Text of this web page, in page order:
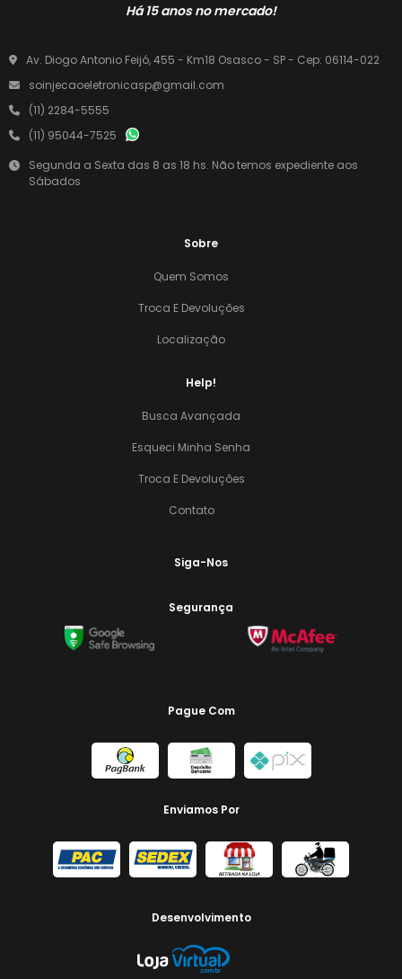
Há 15 anos no mercado!
Av. Diogo Antonio Feijó, 455 - Km18 Osasco - SP - Cep: 06114-022
soinjecaoeletronicasp@gmail.com
(11) 2284-5555
(11) 95044-7525
Segunda a Sexta das 8 as 18 hs. Não temos expediente aos
Sábados
Sobre
Quem Somos
Troca E Devoluções
Localização
Help!
Busca Avançada
Esqueci Minha Senha
Troca E Devoluções
Contato
Siga-Nos
Segurança
Pague Com
Enviamos Por
Desenvolvimento